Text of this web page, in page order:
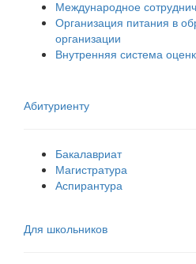
Международное
Организация питания в
организации
Внутренняя система
Абитуриенту
Бакалавриат
Магистратура
Аспирантура
Для школьников